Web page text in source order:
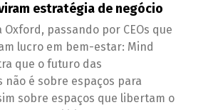
estratégia de negócio
Oxford, passando por CEOs que
lucro em bem-estar: Mind
que o futuro das
não é sobre espaços para
sobre espaços que libertam o